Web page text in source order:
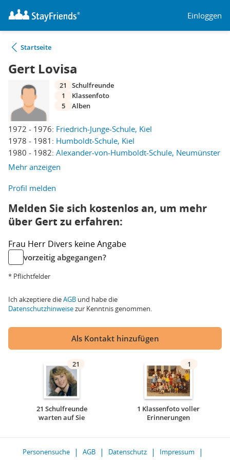
Einloggen
Startseite
Gert Lovisa
1972 - 1976: Friedrich-Junge-Schule, Kiel
1978 - 1981: Humboldt-Schule, Kiel
1980 - 1982: Alexander-von-Humboldt-Schule, Neumünster
Mehr anzeigen
21
Schulfreunde
1
Klassenfoto
5
Alben
Profil melden
Melden Sie sich kostenlos an, um mehr
über Gert zu erfahren:
Frau Herr Divers keine Angabe
vorzeitig abgegangen?
* Pflichtfelder
Ich akzeptiere dieAGB und habe die
Datenschutzhinweisezur Kenntnis genommen.
Als Kontakt hinzufügen
21
21 Schulfreunde
warten auf Sie
1
1 Klassenfoto voller
Erinnerungen
Personensuche AGB Datenschutz
Impressum